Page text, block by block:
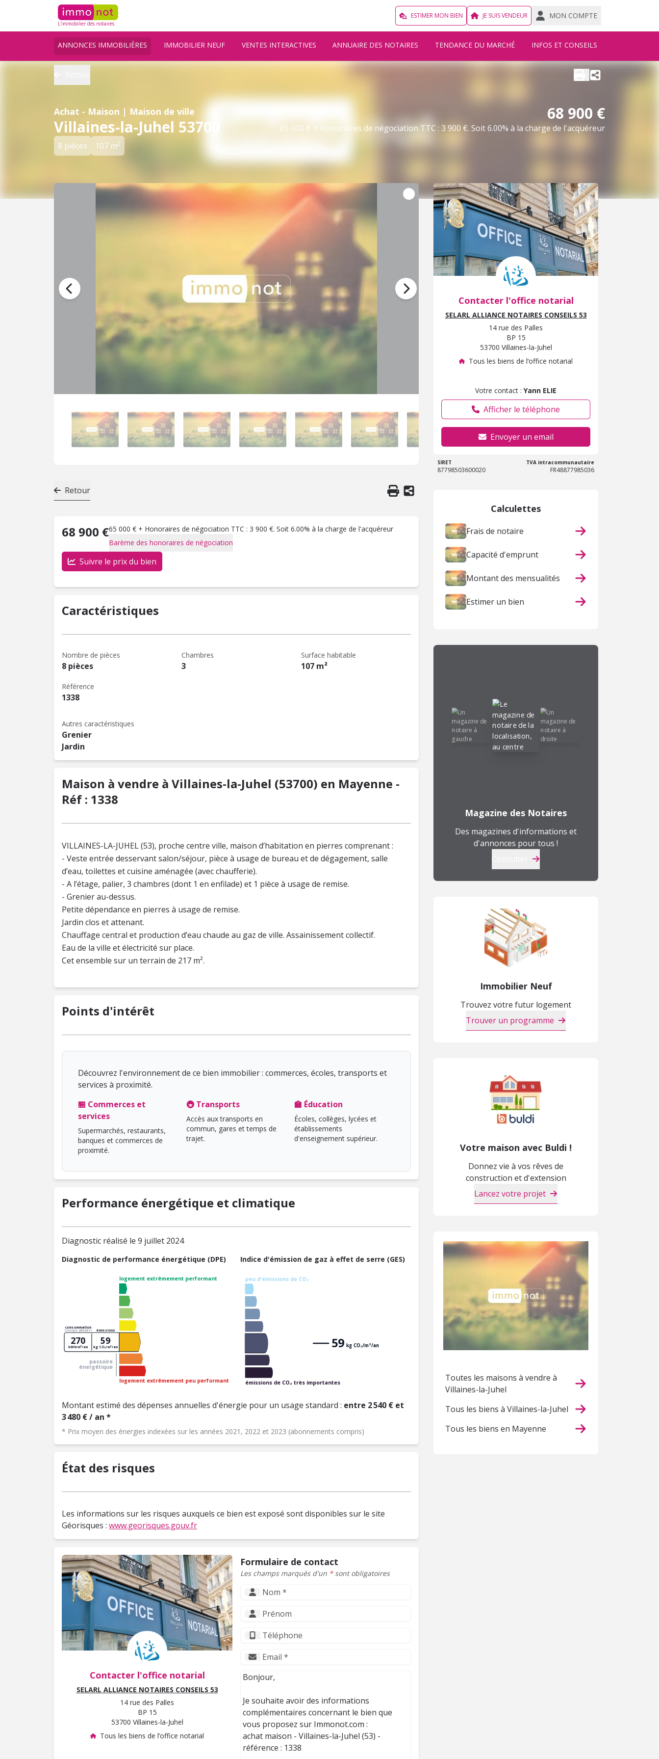
L'immobilier des notaires
ESTIMER MON BIEN JE SUIS VENDEUR MON COMPTE
ANNONCES IMMOBILIÈRES IMMOBILIER NEUF VENTES INTERACTIVES ANNUAIRE DES NOTAIRES TENDANCE DU MARCHÉ INFOS ET CONSEILS
Achat - Maison | Maison de ville
Villaines-la-Juhel 53700
8 pièces 107 m2
68 900 €
65 000 € + Honoraires de négociation TTC : 3 900 €. Soit 6.00% à la charge de l'acquéreur
Retour
68 900 €65 000 € + Honoraires de négociation TTC : 3 900 €. Soit 6.00% à la charge de l'acquéreur
Barème des honoraires de négociation
Suivre le prix du bien
Caractéristiques
Nombre de pièces
8 pièces
Chambres
3
Surface habitable
107 m²
Référence
1338
Autres caractéristiques
Grenier
Jardin
Maison à vendre à Villaines-la-Juhel (53700) en Mayenne -
Réf : 1338
VILLAINES-LA-JUHEL (53), proche centre ville, maison d’habitation en pierres comprenant :
- Veste entrée desservant salon/séjour, pièce à usage de bureau et de dégagement, salle
d’eau, toilettes et cuisine aménagée (avec chaufferie).
- A l’étage, palier, 3 chambres (dont 1 en enfilade) et 1 pièce à usage de remise.
- Grenier au-dessus.
Petite dépendance en pierres à usage de remise.
Jardin clos et attenant.
Chauffage central et production d’eau chaude au gaz de ville. Assainissement collectif.
Eau de la ville et électricité sur place.
Cet ensemble sur un terrain de 217 m².
Points d'intérêt
Découvrez l'environnement de ce bien immobilier : commerces, écoles, transports et
services à proximité.
🏪 Commerces et
services
Supermarchés, restaurants,
banques et commerces de
proximité.
🚇 Transports
Accès aux transports en
commun, gares et temps de
trajet.
🏫 Éducation
Écoles, collèges, lycées et
établissements
d'enseignement supérieur.
Performance énergétique et climatique
Diagnostic réalisé le 9 juillet 2024
Diagnostic de performance énergétique (DPE)
logement extrêmement performant
logement extrêmement peu performant
passoire
énergétique
consommation
(énergie primaire) émissions
270
kWh/m²/an
59
kg CO₂/m²/an
Indice d'émission de gaz à effet de serre (GES)
peu d'émissions de CO₂
émissions de CO₂ très importantes
59 kg CO₂/m²/an
Montant estimé des dépenses annuelles d'énergie pour un usage standard : entre 2 540 € et
3 480 € / an *
* Prix moyen des énergies indexées sur les années 2021, 2022 et 2023 (abonnements compris)
État des risques
Les informations sur les risques auxquels ce bien est exposé sont disponibles sur le site
Géorisques : www.georisques.gouv.fr
Contacter l'office notarial
SELARL ALLIANCE NOTAIRES CONSEILS 53
14 rue des Palles
BP 15
53700 Villaines-la-Juhel
Tous les biens de l’office notarial
Formulaire de contact
Les champs marqués d'un *sont obligatoires
Contacter l'office notarial
SELARL ALLIANCE NOTAIRES CONSEILS 53
14 rue des Palles
BP 15
53700 Villaines-la-Juhel
Tous les biens de l’office notarial
Votre contact : Yann ELIE
Afficher le téléphone
Envoyer un email
SIRET
87798503600020
TVA intracommunautaire
FR48877985036
Calculettes
Frais de notaire
Capacité d'emprunt
Montant des mensualités
Estimer un bien
Magazine des Notaires
Des magazines d'informations et
d'annonces pour tous !
Immobilier Neuf
Trouvez votre futur logement
Trouver un programme
Votre maison avec Buldi !
Donnez vie à vos rêves de
construction et d'extension
Lancez votre projet
Toutes les maisons à vendre à
Villaines-la-Juhel
Tous les biens à Villaines-la-Juhel
Tous les biens en Mayenne